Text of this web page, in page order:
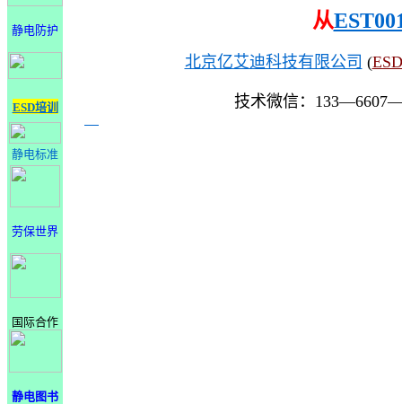
静电防护
ESD培训
静电标准
劳保世界
国际合作
静电图书
从
北京亿艾迪科技有限公司 (
技术微信：